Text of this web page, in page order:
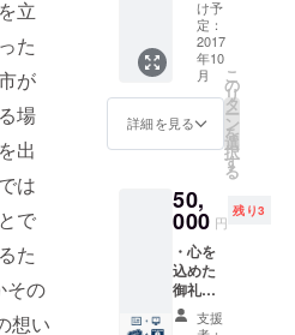
立
た
が
場
出
は
で
た
その
想い
す。
み） ・
上映の
お披露
目とな
る特別
なレセ
プショ
させて
いただ
きま
す！
ていた
だきま
す。 ・
今回新
たに立
ち上げ
る予定
のHPに
者とし
てのク
レジッ
トを表
記させ
ていた
だきま
す。
け予
定：
2017
年10
月
詳細を見る
こ
の
リ
タ
ー
ン
を
選
択
す
る
50,
000 円
残り3
・心を
込めた
御礼の
メッ
セージ
支援